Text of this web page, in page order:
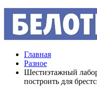
Главная
Разное
Шестиэтажный
построить для